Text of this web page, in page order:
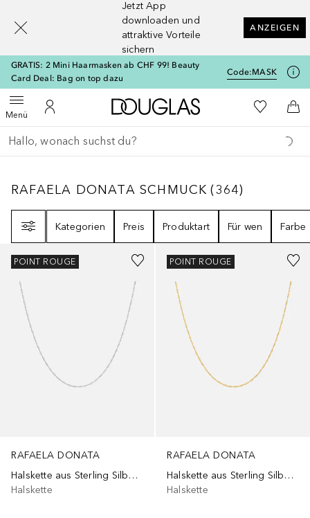
Jetzt App
downloaden und
attraktive Vorteile
sichern
ANZEIGEN
GRATIS: 2 Mini Haarmasken ab CHF 99! Beauty
Card Deal: Bag on top dazu
Code:MASK
MenüMenü öffnenZu Meinem Kundenkonto
Zur Douglas Startseite
Zu Meiner
Gehe zurück
Suche ausführen
RAFAELA DONATA SCHMUCK364
RAFAELA DONATA SCHMUCK (364)
Kategorien
Preis Produktart Für wen Farbe
RAFAELA DONATA
Halskette aus Sterling Silber in Silber
Halskette
POINT ROUGE
RAFAELA DONATA
Halskette aus Sterling Silber in Gelbgold
Halskette
POINT ROUGE
[navigation.slideout.screenreader]